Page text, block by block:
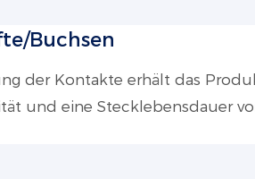
Buchsen
der Kontakte erhält das
und eine Stecklebensdauer